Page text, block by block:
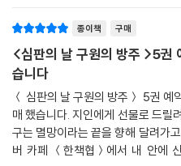
종이책 구매
<심판의 날 구원의 방주 >5권
습니다
＜ 심판의 날 구원의 방주＞ 5권 예
매 했습니다. 지인에게 선물로 드릴
구는 멸망이라는 끝을 향해 달려가
버 카페 ＜한책협＞에서 내 안에